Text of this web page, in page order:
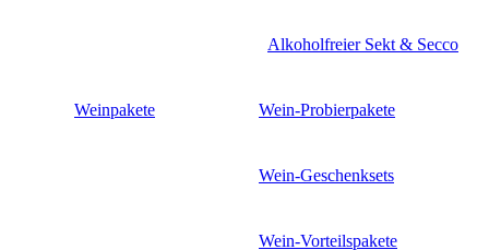
Alkoholfreier Sekt & Secco
Weinpakete Wein-Probierpakete
Wein-Geschenksets
Wein-Vorteilspakete